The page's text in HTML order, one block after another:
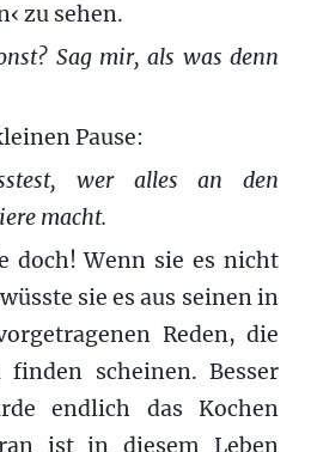
zu sehen.
Sag mir, als was denn
Pause:
wer alles an den
macht.
doch! Wenn sie es nicht
sie es aus seinen in
Reden, die
scheinen. Besser
endlich das Kochen
ist in diesem Leben